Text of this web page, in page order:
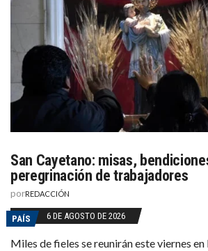
San Cayetano: misas,
peregrinación de trabajadores
porREDACCIÓN
PAÍS 6 DE AGOSTO DE 2026
Miles de fieles se reunirán este viernes